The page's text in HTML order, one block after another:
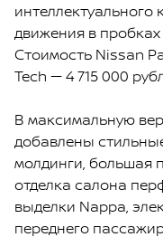
интеллектуального
движения в
Стоимость Nissan
Tech — 4 715 000
В максимальную
добавлены
молдинги, большая
отделка салона
выделки Nappa,
переднего